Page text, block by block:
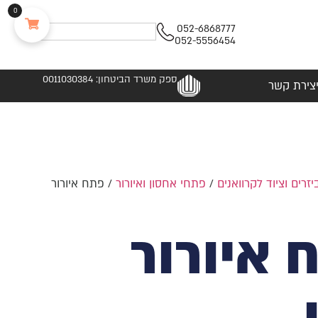
052-6868777
052-5556454
יצירת קשר ספק משרד הביטחון: 0011030384
וציוד לקרוואנים / פתחי אחסון ואיורור/ פתח איורור
איורור
0